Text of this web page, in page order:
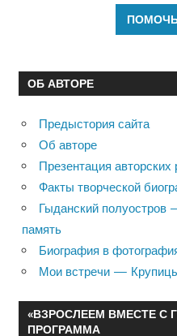
ОБ АВТОРЕ
Предыстория сайта
Об авторе
Презентация авторских
Факты творческой
Гыданский полуостров
память
Биография в
Мои встречи —
«ВЗРОСЛЕЕМ ВМЕСТЕ С
ПРОГРАММА